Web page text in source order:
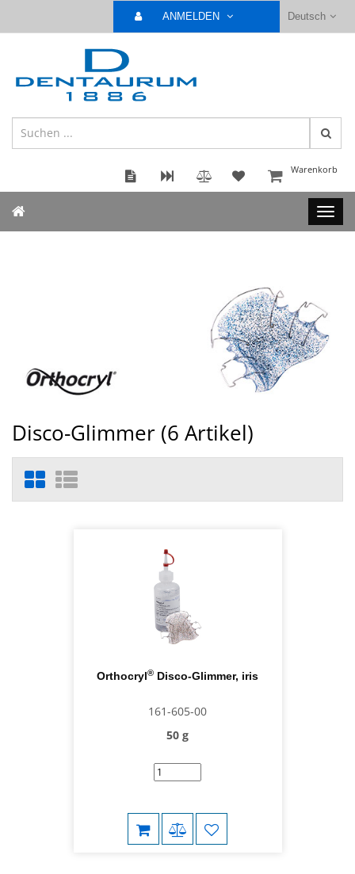
Deutsch
ANMELDEN
Warenkorb
Disco-Glimmer (6 Artikel)
Orthocryl® Disco-Glimmer, iris
161-605-00
50 g